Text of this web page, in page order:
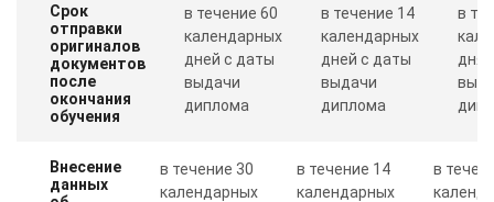
Срок
отправки
оригиналов
документов
после
окончания
обучения
в течение 60
календарных
дней с даты
выдачи
диплома
в течение 14
календарных
дней с даты
выдачи
диплома
в
дня
Внесение
данных
в течение 30
календарных
в течение 14
календарных
в